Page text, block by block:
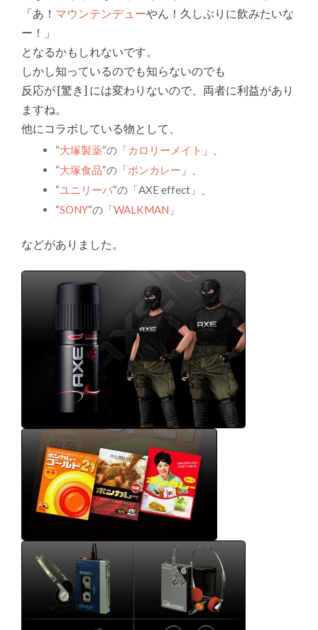
「あ！ マウンテンデューやん！久しぶりに飲みたいな
ー！」
となるかもしれないです。
しかし知っているのでも知らないのでも
反応が [驚き] には変わりないので、両者に利益があり
ますね。
他にコラボしている物として、
“大塚製薬“の「カロリーメイト 」、
“大塚食品“の「ボンカレー 」、
“ユニリーバ“の「AXE effect」、
“SONY“の「WALKMAN 」
などがありました。